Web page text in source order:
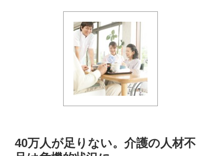
40万人が足りない。介護の人材不